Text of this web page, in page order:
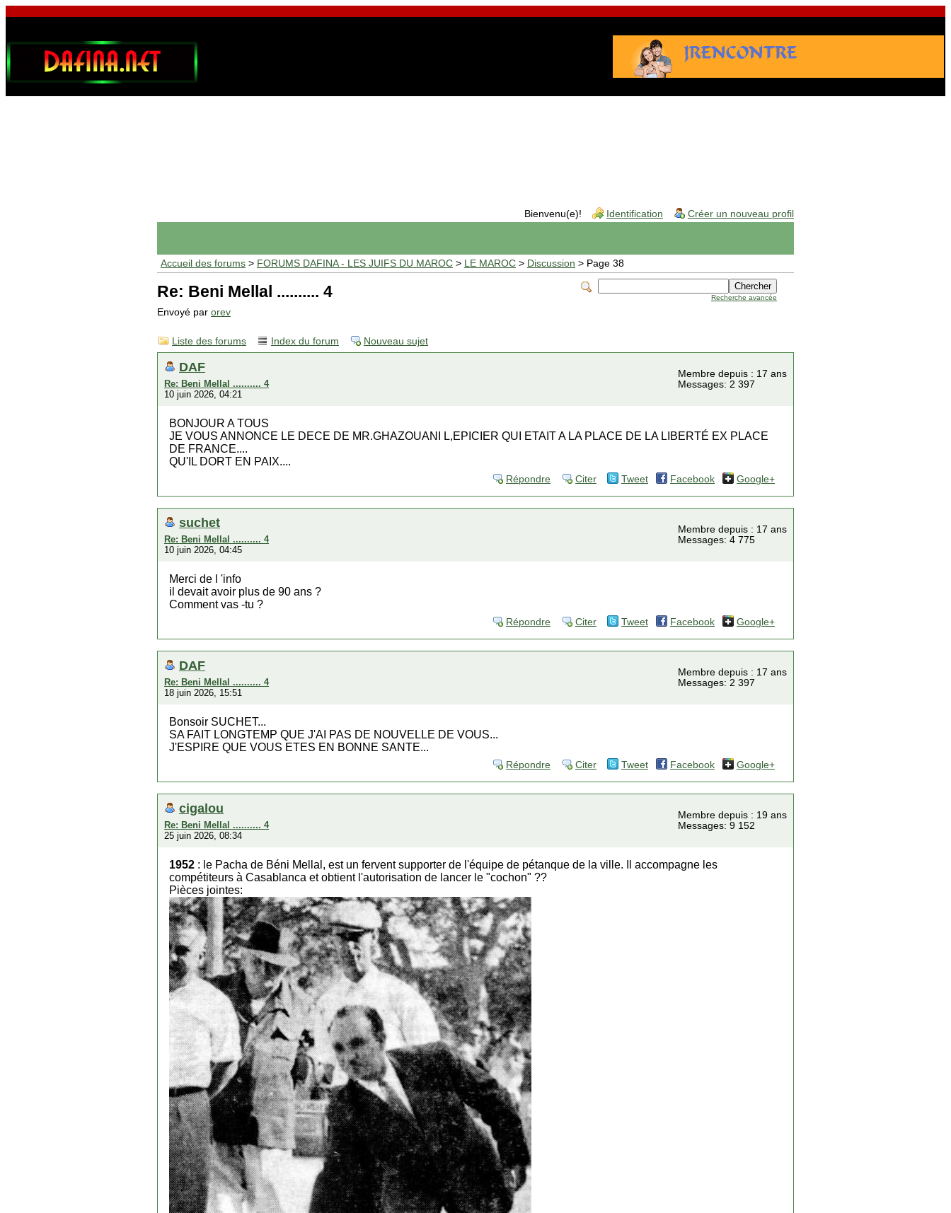
Bienvenu(e)! Identification Créer un nouveau profil
Accueil des forums > FORUMS DAFINA - LES JUIFS DU MAROC > LE MAROC > Discussion > Page 38
Recherche avancée
Re: Beni Mellal .......... 4
Envoyé par orev
Liste des forums Index du forum Nouveau sujet
DAF
Re: Beni Mellal .......... 4
10 juin 2026, 04:21
Membre depuis : 17 ans
Messages: 2 397
BONJOUR A TOUS
JE VOUS ANNONCE LE DECE DE MR.GHAZOUANI L,EPICIER QUI ETAIT A LA PLACE DE LA LIBERTÉ EX PLACE
DE FRANCE....
QU'IL DORT EN PAIX....
Répondre Citer Tweet Facebook Google+
suchet
Re: Beni Mellal .......... 4
10 juin 2026, 04:45
Membre depuis : 17 ans
Messages: 4 775
Merci de l 'info
il devait avoir plus de 90 ans ?
Comment vas -tu ?
Répondre Citer Tweet Facebook Google+
DAF
Re: Beni Mellal .......... 4
18 juin 2026, 15:51
Membre depuis : 17 ans
Messages: 2 397
Bonsoir SUCHET...
SA FAIT LONGTEMP QUE J'AI PAS DE NOUVELLE DE VOUS...
J'ESPIRE QUE VOUS ETES EN BONNE SANTE...
Répondre Citer Tweet Facebook Google+
cigalou
Re: Beni Mellal .......... 4
25 juin 2026, 08:34
Membre depuis : 19 ans
Messages: 9 152
1952 : le Pacha de Béni Mellal, est un fervent supporter de l'équipe de pétanque de la ville. Il accompagne les
compétiteurs à Casablanca et obtient l'autorisation de lancer le "cochon" ??
Pièces jointes: